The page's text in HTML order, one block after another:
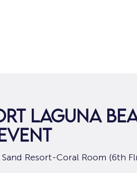
Laguna
Resort-Coral Room (6th